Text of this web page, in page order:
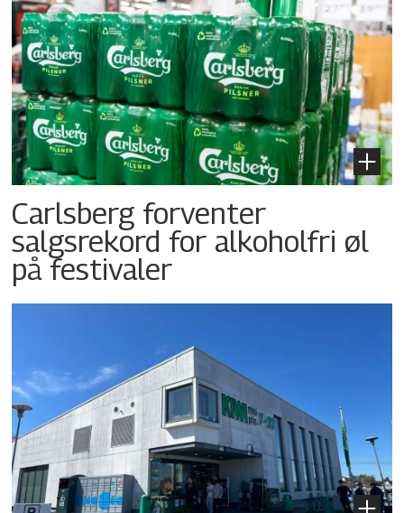
Carlsberg forventer
salgsrekord for alkoholfri øl
på festivaler